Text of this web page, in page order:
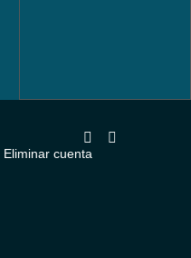
Eliminar cuenta